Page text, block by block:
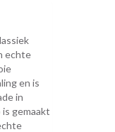
echte
en is
in
gemaakt